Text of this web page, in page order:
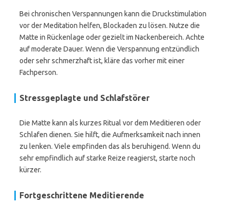
Bei chronischen Verspannungen kann die Druckstimulation
vor der Meditation helfen, Blockaden zu lösen. Nutze die
Matte in Rückenlage oder gezielt im Nackenbereich. Achte
auf moderate Dauer. Wenn die Verspannung entzündlich
oder sehr schmerzhaft ist, kläre das vorher mit einer
Fachperson.
Stressgeplagte und Schlafstörer
Die Matte kann als kurzes Ritual vor dem Meditieren oder
Schlafen dienen. Sie hilft, die Aufmerksamkeit nach innen
zu lenken. Viele empfinden das als beruhigend. Wenn du
sehr empfindlich auf starke Reize reagierst, starte noch
kürzer.
Fortgeschrittene Meditierende